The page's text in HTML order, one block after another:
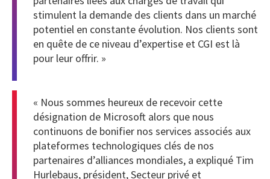
stimulent la demande des clients dans un marché
potentiel en constante évolution. Nos clients sont
en quête de ce niveau d’expertise et CGI est là
pour leur offrir. »
« Nous sommes heureux de recevoir cette
désignation de Microsoft alors que nous
continuons de bonifier nos services associés aux
plateformes technologiques clés de nos
partenaires d’alliances mondiales, a expliqué Tim
Hurlebaus, président, Secteur privé et